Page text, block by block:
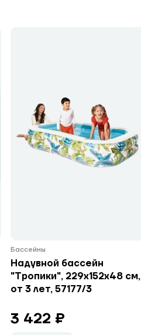
Бассейны
Надувной бассейн
"Тропики", 229х152х48 см,
от 3 лет, 57177/3
3 422 ₽